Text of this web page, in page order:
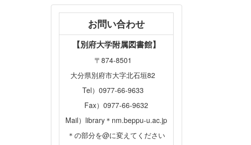
お問い合わせ
【別府大学附属図書館】
〒874-8501
大分県別府市大字北石垣82
Tel）0977-66-9633
Fax）0977-66-9632
Mail）library＊nm.beppu-u.ac.jp
＊の部分を@に変えてください